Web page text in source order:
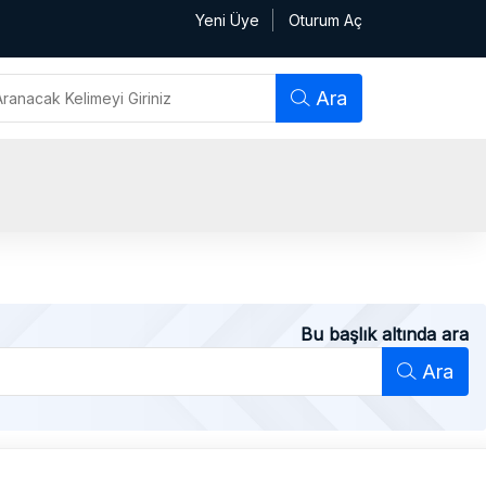
Yeni Üye Oturum Aç
Ara
Bu başlık altında ara
Ara